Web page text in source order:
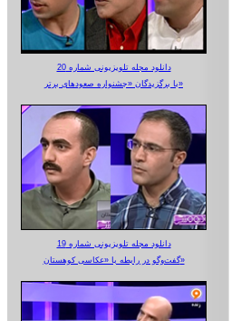
دانلود مجله تلویزیونی شماره 20
با برگزیدگان «جشنواره صعودهای برتر»
دانلود مجله تلویزیونی شماره 19
گفت‌وگو در رابطه با «عکاسی کوهستان»